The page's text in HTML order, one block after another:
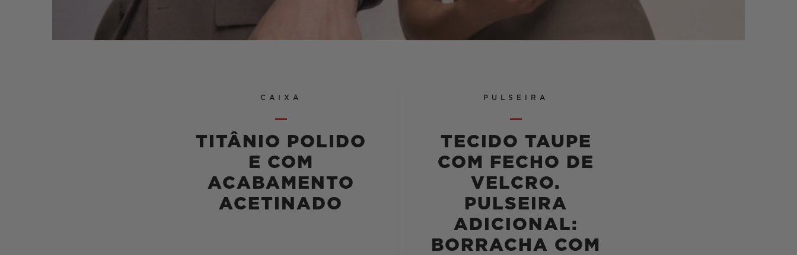
CAIXA
TITÂNIO POLIDO
E COM
ACABAMENTO
ACETINADO
PULSEIRA
TECIDO TAUPE
COM FECHO DE
VELCRO.
PULSEIRA
ADICIONAL:
BORRACHA COM